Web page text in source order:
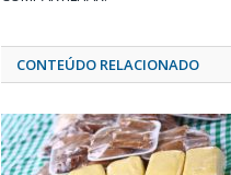
CONTEÚDO RELACIONADO